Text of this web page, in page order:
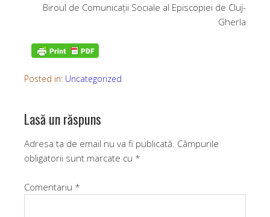
Biroul de Comunicații Sociale al Episcopiei de Cluj-
Gherla
Posted in: Uncategorized
Lasă un răspuns
Adresa ta de email nu va fi publicată. Câmpurile
obligatorii sunt marcate cu *
Comentariu *